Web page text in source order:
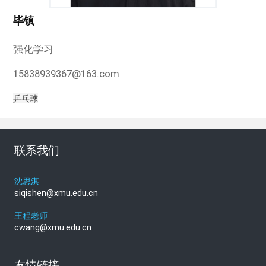
毕镇
强化学习
15838939367@163.com
乒乓球
联系我们
沈思淇
siqishen@xmu.edu.cn
王程老师
cwang@xmu.edu.cn